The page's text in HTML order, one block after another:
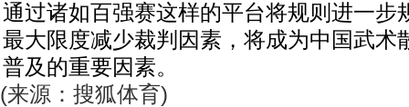
通过诸如百强赛这样的平台将规则进一步
最大限度减少裁判因素，将成为中国武术
普及的重要因素。
(来源：搜狐体育)